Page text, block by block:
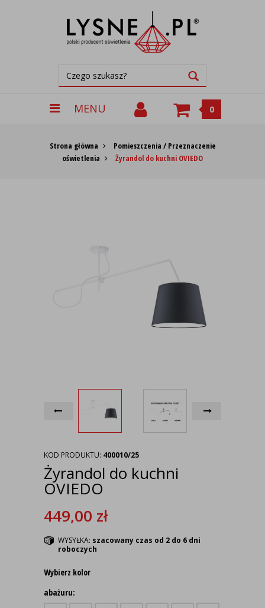
MENU 0
Strona główna
Pomieszczenia / Przeznaczenie
oświetlenia
Żyrandol do kuchni OVIEDO
KOD PRODUKTU: 400010/25
Żyrandol do kuchni
OVIEDO
449,00 zł
WYSYŁKA: szacowany czas od 2 do 6 dni
roboczych
Wybierz kolor
abażuru: